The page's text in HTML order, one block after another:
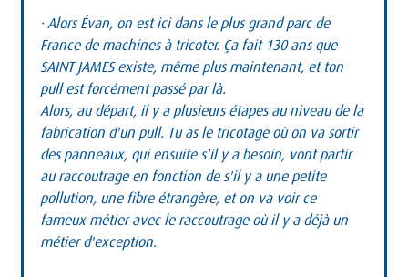
· Alors Évan, on est ici dans le plus grand parc de
France de machines à tricoter. Ça fait 130 ans que
SAINT JAMES existe, même plus maintenant, et ton
pull est forcément passé par là.
Alors, au départ, il y a plusieurs étapes au niveau de la
fabrication d'un pull. Tu as le tricotage où on va sortir
des panneaux, qui ensuite s'il y a besoin, vont partir
au raccoutrage en fonction de s'il y a une petite
pollution, une fibre étrangère, et on va voir ce
fameux métier avec le raccoutrage où il y a déjà un
métier d'exception.